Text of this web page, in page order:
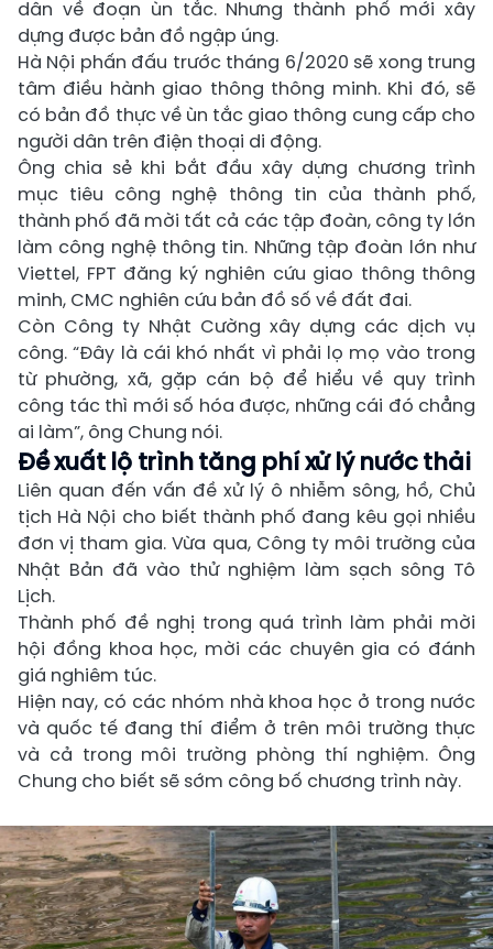
dân về đoạn ùn tắc. Nhưng thành phố mới xây
dựng được bản đồ ngập úng.
Hà Nội phấn đấu trước tháng 6/2020 sẽ xong trung
tâm điều hành giao thông thông minh. Khi đó, sẽ
có bản đồ thực về ùn tắc giao thông cung cấp cho
người dân trên điện thoại di động.
Ông chia sẻ khi bắt đầu xây dựng chương trình
mục tiêu công nghệ thông tin của thành phố,
thành phố đã mời tất cả các tập đoàn, công ty lớn
làm công nghệ thông tin. Những tập đoàn lớn như
Viettel, FPT đăng ký nghiên cứu giao thông thông
minh, CMC nghiên cứu bản đồ số về đất đai.
Còn Công ty Nhật Cường xây dựng các dịch vụ
công. “Đây là cái khó nhất vì phải lọ mọ vào trong
từ phường, xã, gặp cán bộ để hiểu về quy trình
công tác thì mới số hóa được, những cái đó chẳng
ai làm”, ông Chung nói.
Đề xuất lộ trình tăng phí xử lý nước thải
Liên quan đến vấn đề xử lý ô nhiễm sông, hồ, Chủ
tịch Hà Nội cho biết thành phố đang kêu gọi nhiều
đơn vị tham gia. Vừa qua, Công ty môi trường của
Nhật Bản đã vào thử nghiệm làm sạch sông Tô
Lịch.
Thành phố đề nghị trong quá trình làm phải mời
hội đồng khoa học, mời các chuyên gia có đánh
giá nghiêm túc.
Hiện nay, có các nhóm nhà khoa học ở trong nước
và quốc tế đang thí điểm ở trên môi trường thực
và cả trong môi trường phòng thí nghiệm. Ông
Chung cho biết sẽ sớm công bố chương trình này.